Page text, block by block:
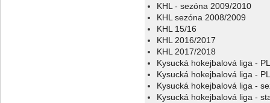
KHL - sezóna 2009/2010
KHL sezóna 2008/2009
KHL 15/16
KHL 2016/2017
KHL 2017/2018
Kysucká hokejbalová liga -
Kysucká hokejbalová liga -
Kysucká hokejbalová liga -
Kysucká hokejbalová liga -